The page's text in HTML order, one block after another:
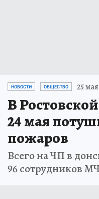
НОВОСТИ ОБЩЕСТВО 25
В
24 мая
пожаров
Всего на ЧП в
96 сотрудников